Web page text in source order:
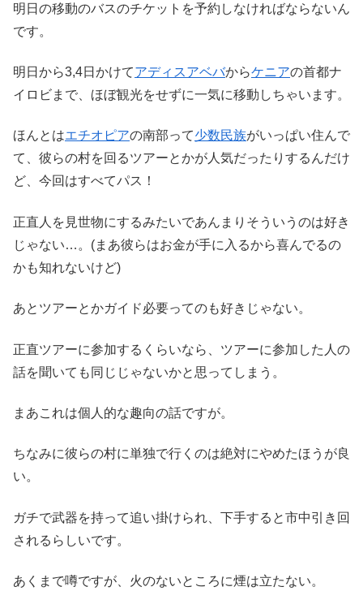
明日の移動のバスのチケットを予約しなければならないん
です。
明日から3,4日かけてアディスアベバからケニアの首都ナ
イロビまで、ほぼ観光をせずに一気に移動しちゃいます。
ほんとはエチオピアの南部って少数民族がいっぱい住んで
て、彼らの村を回るツアーとかが人気だったりするんだけ
ど、今回はすべてパス！
正直人を見世物にするみたいであんまりそういうのは好き
じゃない…。(まあ彼らはお金が手に入るから喜んでるの
かも知れないけど)
あとツアーとかガイド必要ってのも好きじゃない。
正直ツアーに参加するくらいなら、ツアーに参加した人の
話を聞いても同じじゃないかと思ってしまう。
まあこれは個人的な趣向の話ですが。
ちなみに彼らの村に単独で行くのは絶対にやめたほうが良
い。
ガチで武器を持って追い掛けられ、下手すると市中引き回
されるらしいです。
あくまで噂ですが、火のないところに煙は立たない。